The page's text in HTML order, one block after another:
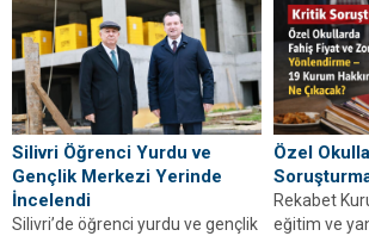
sürdürülebilir uygulamalar
öğrenecek.
Silivri Öğrenci Yurdu ve
Gençlik Merkezi Yerinde
İncelendi
Silivri’de öğrenci yurdu ve gençlik
Özel
Rekabet
eğitim ve